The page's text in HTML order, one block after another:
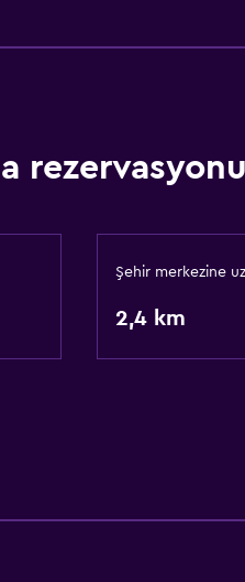
Şehir merkezine
2,4 km